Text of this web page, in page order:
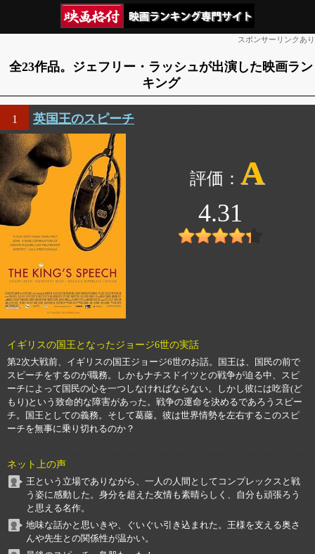
スポンサーリンクあり
全23作品。ジェフリー・ラッシュが出演した映画ラン
キング
1 英国王のスピーチ
A
4.31
イギリスの国王となったジョージ6世の実話
第2次大戦前、イギリスの国王ジョージ6世のお話。国王は、国民の前で
スピーチをするのが職務。しかもナチスドイツとの戦争が迫る中、スピ
ーチによって国民の心を一つしなければならない。しかし彼には吃音(ど
もり)という致命的な障害があった。戦争の運命を決めるであろうスピー
チ。国王としての義務。そして葛藤。彼は世界情勢を左右するこのスピ
ーチを無事に乗り切れるのか？
ネット上の声
王という立場でありながら、一人の人間としてコンプレックスと戦
う姿に感動した。身分を超えた友情も素晴らしく、自分も頑張ろう
と思える名作。
地味な話かと思いきや、ぐいぐい引き込まれた。王様を支える奥さ
んや先生との関係性が温かい。